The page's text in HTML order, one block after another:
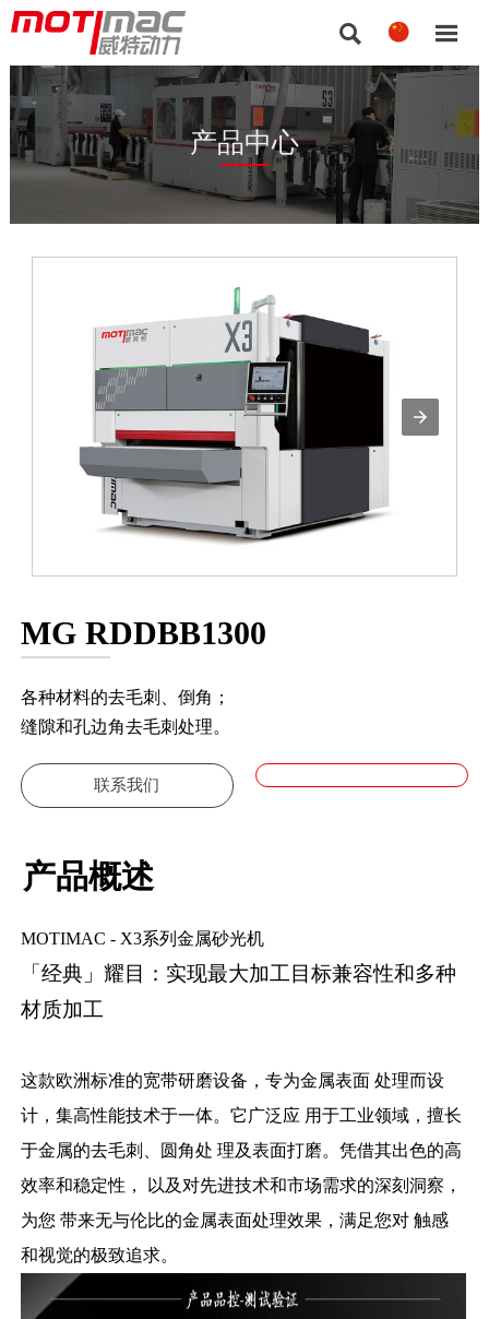
 
产品中心
MG RDDBB1300
各种材料的去毛刺、倒角；
缝隙和孔边角去毛刺处理。
联系我们
产品概述
MOTIMAC - X3系列金属砂光机
「经典」耀目：实现最大加工目标兼容性和多种
材质加工
这款欧洲标准的宽带研磨设备，专为金属表面 处理而设
计，集高性能技术于一体。它广泛应 用于工业领域，擅长
于金属的去毛刺、圆角处 理及表面打磨。凭借其出色的高
效率和稳定性， 以及对先进技术和市场需求的深刻洞察，
为您 带来无与伦比的金属表面处理效果，满足您对 触感
和视觉的极致追求。